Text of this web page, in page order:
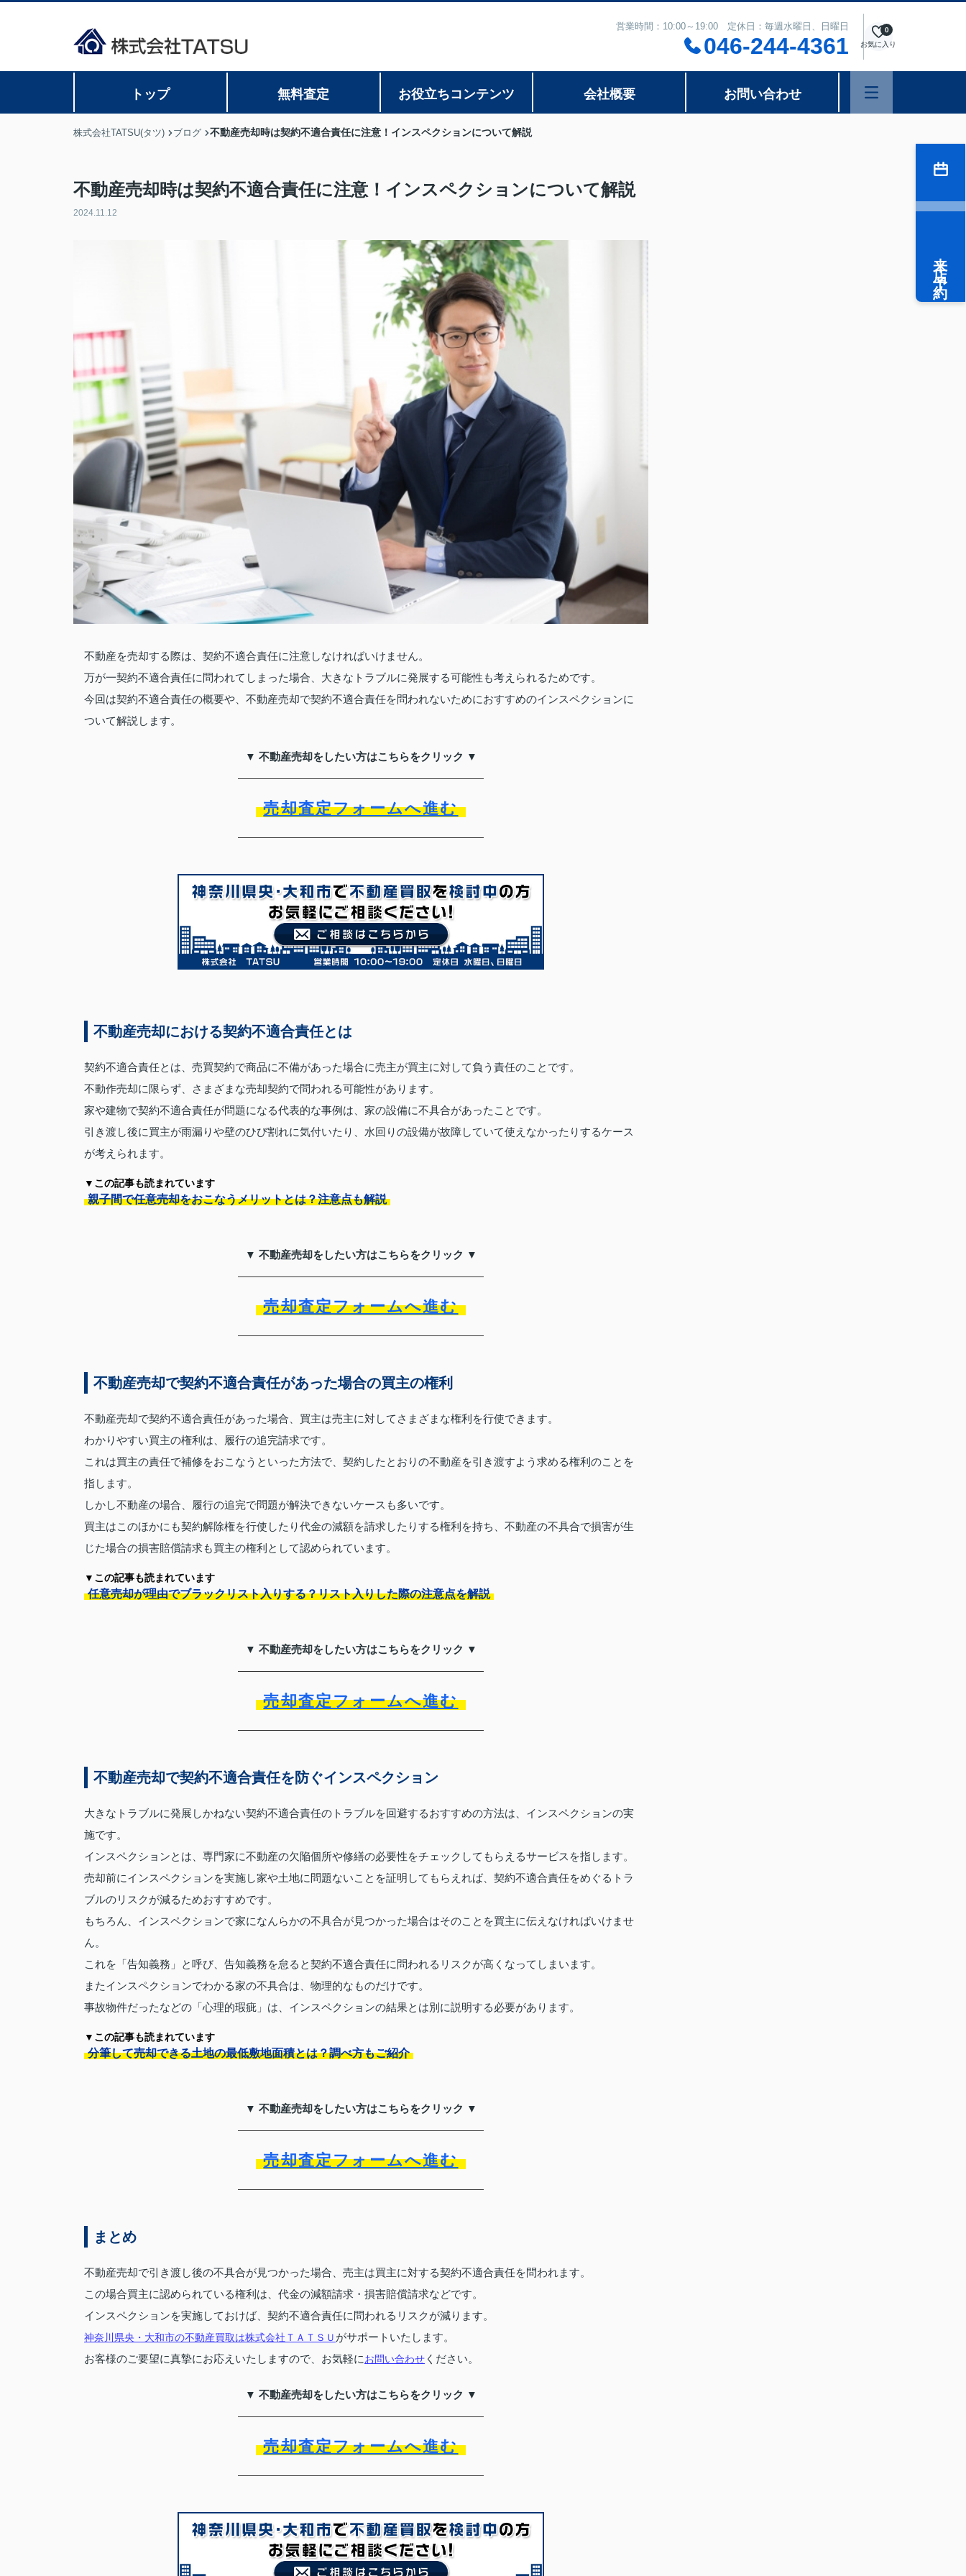
営業時間：10:00～19:00 定休日：毎週水曜日、日曜日
046-244-4361 お気に入り
0
トップ 無料査定 お役立ちコンテンツ 会社概要 お問い合わせ
株式会社TATSU(タツ) ブログ 不動産売却時は契約不適合責任に注意！インスペクションについて解説
不動産売却時は契約不適合責任に注意！インスペクションについて解説
2024.11.12
不動産を売却する際は、契約不適合責任に注意しなければいけません。
万が一契約不適合責任に問われてしまった場合、大きなトラブルに発展する可能性も考えられるためです。
今回は契約不適合責任の概要や、不動産売却で契約不適合責任を問われないためにおすすめのインスペクションに
ついて解説します。
▼ 不動産売却をしたい方はこちらをクリック ▼
売却査定フォームへ進む
不動産売却における契約不適合責任とは
契約不適合責任とは、売買契約で商品に不備があった場合に売主が買主に対して負う責任のことです。
不動作売却に限らず、さまざまな売却契約で問われる可能性があります。
家や建物で契約不適合責任が問題になる代表的な事例は、家の設備に不具合があったことです。
引き渡し後に買主が雨漏りや壁のひび割れに気付いたり、水回りの設備が故障していて使えなかったりするケース
が考えられます。
▼この記事も読まれています
親子間で任意売却をおこなうメリットとは？注意点も解説
▼ 不動産売却をしたい方はこちらをクリック ▼
売却査定フォームへ進む
不動産売却で契約不適合責任があった場合の買主の権利
不動産売却で契約不適合責任があった場合、買主は売主に対してさまざまな権利を行使できます。
わかりやすい買主の権利は、履行の追完請求です。
これは買主の責任で補修をおこなうといった方法で、契約したとおりの不動産を引き渡すよう求める権利のことを
指します。
しかし不動産の場合、履行の追完で問題が解決できないケースも多いです。
買主はこのほかにも契約解除権を行使したり代金の減額を請求したりする権利を持ち、不動産の不具合で損害が生
じた場合の損害賠償請求も買主の権利として認められています。
▼この記事も読まれています
任意売却が理由でブラックリスト入りする？リスト入りした際の注意点を解説
▼ 不動産売却をしたい方はこちらをクリック ▼
売却査定フォームへ進む
不動産売却で契約不適合責任を防ぐインスペクション
大きなトラブルに発展しかねない契約不適合責任のトラブルを回避するおすすめの方法は、インスペクションの実
施です。
インスペクションとは、専門家に不動産の欠陥個所や修繕の必要性をチェックしてもらえるサービスを指します。
売却前にインスペクションを実施し家や土地に問題ないことを証明してもらえれば、契約不適合責任をめぐるトラ
ブルのリスクが減るためおすすめです。
もちろん、インスペクションで家になんらかの不具合が見つかった場合はそのことを買主に伝えなければいけませ
ん。
これを「告知義務」と呼び、告知義務を怠ると契約不適合責任に問われるリスクが高くなってしまいます。
またインスペクションでわかる家の不具合は、物理的なものだけです。
事故物件だったなどの「心理的瑕疵」は、インスペクションの結果とは別に説明する必要があります。
▼この記事も読まれています
分筆して売却できる土地の最低敷地面積とは？調べ方もご紹介
▼ 不動産売却をしたい方はこちらをクリック ▼
売却査定フォームへ進む
まとめ
不動産売却で引き渡し後の不具合が見つかった場合、売主は買主に対する契約不適合責任を問われます。
この場合買主に認められている権利は、代金の減額請求・損害賠償請求などです。
インスペクションを実施しておけば、契約不適合責任に問われるリスクが減ります。
神奈川県央・大和市の不動産買取は株式会社ＴＡＴＳＵ がサポートいたします。
お客様のご要望に真摯にお応えいたしますので、お気軽にお問い合わせ ください。
▼ 不動産売却をしたい方はこちらをクリック ▼
売却査定フォームへ進む
来店予約